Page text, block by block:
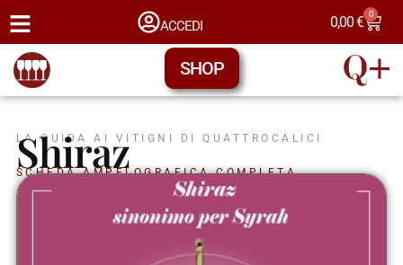
ACCEDI 0,00€ 0
SHOP
LA GUIDA AI VITIGNI DI QUATTROCALICI
Shiraz
SCHEDA AMPELOGRAFICA COMPLETA